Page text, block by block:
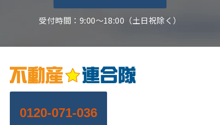
受付時間：9:00～18:00（土日祝除く）
0120-071-036